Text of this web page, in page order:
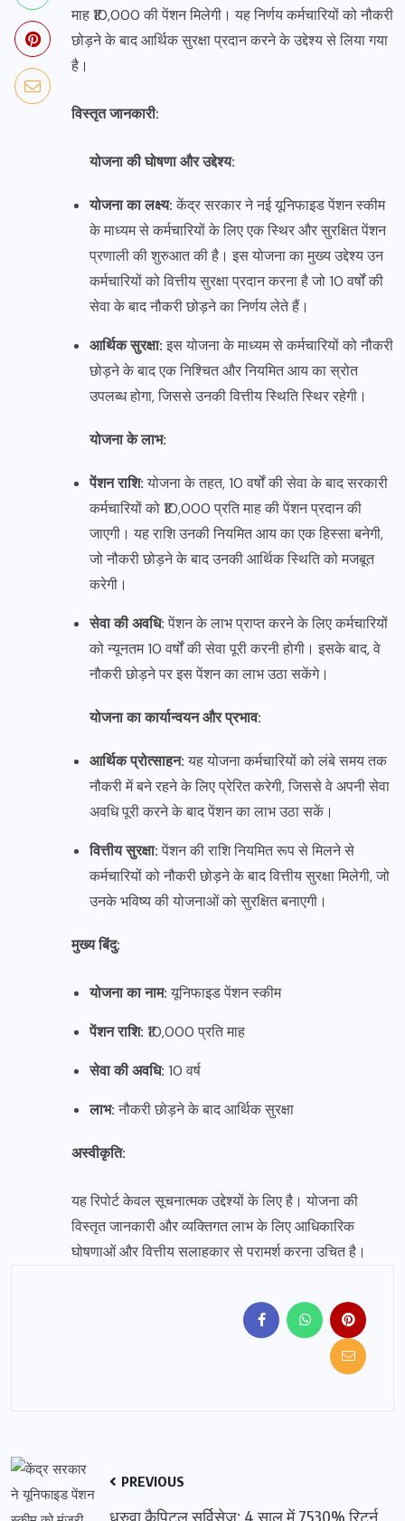
माह ₹10,000 की पेंशन मिलेगी। यह निर्णय कर्मचारियों को नौकरी
छोड़ने के बाद आर्थिक सुरक्षा प्रदान करने के उद्देश्य से लिया गया
है।
विस्तृत जानकारी:
योजना की घोषणा और उद्देश्य:
योजना का लक्ष्य:केंद्र सरकार ने नई यूनिफाइड पेंशन स्कीम
के माध्यम से कर्मचारियों के लिए एक स्थिर और सुरक्षित पेंशन
प्रणाली की शुरुआत की है। इस योजना का मुख्य उद्देश्य उन
कर्मचारियों को वित्तीय सुरक्षा प्रदान करना है जो 10 वर्षों की
सेवा के बाद नौकरी छोड़ने का निर्णय लेते हैं।
आर्थिक सुरक्षा:इस योजना के माध्यम से कर्मचारियों को नौकरी
छोड़ने के बाद एक निश्चित और नियमित आय का स्रोत
उपलब्ध होगा, जिससे उनकी वित्तीय स्थिति स्थिर रहेगी।
योजना के लाभ:
पेंशन राशि:योजना के तहत, 10 वर्षों की सेवा के बाद सरकारी
कर्मचारियों को ₹10,000 प्रति माह की पेंशन प्रदान की
जाएगी। यह राशि उनकी नियमित आय का एक हिस्सा बनेगी,
जो नौकरी छोड़ने के बाद उनकी आर्थिक स्थिति को मजबूत
करेगी।
सेवा की अवधि:पेंशन के लाभ प्राप्त करने के लिए कर्मचारियों
को न्यूनतम 10 वर्षों की सेवा पूरी करनी होगी। इसके बाद, वे
नौकरी छोड़ने पर इस पेंशन का लाभ उठा सकेंगे।
योजना का कार्यान्वयन और प्रभाव:
आर्थिक प्रोत्साहन:यह योजना कर्मचारियों को लंबे समय तक
नौकरी में बने रहने के लिए प्रेरित करेगी, जिससे वे अपनी सेवा
अवधि पूरी करने के बाद पेंशन का लाभ उठा सकें।
वित्तीय सुरक्षा:पेंशन की राशि नियमित रूप से मिलने से
कर्मचारियों को नौकरी छोड़ने के बाद वित्तीय सुरक्षा मिलेगी, जो
उनके भविष्य की योजनाओं को सुरक्षित बनाएगी।
मुख्य बिंदु:
योजना का नाम:यूनिफाइड पेंशन स्कीम
पेंशन राशि: ₹10,000 प्रति माह
सेवा की अवधि: 10 वर्ष
लाभ:नौकरी छोड़ने के बाद आर्थिक सुरक्षा
अस्वीकृति:
यह रिपोर्ट केवल सूचनात्मक उद्देश्यों के लिए है। योजना की
विस्तृत जानकारी और व्यक्तिगत लाभ के लिए आधिकारिक
घोषणाओं और वित्तीय सलाहकार से परामर्श करना उचित है।
PREVIOUS
ध्रुवा कैपिटल सर्विसेज: 4 साल में 7530% रिटर्न